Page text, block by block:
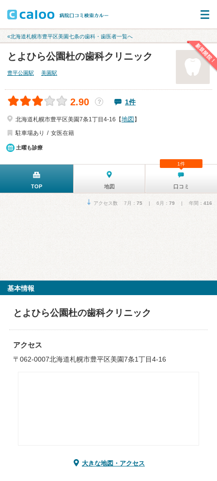
«北海道札幌市豊平区美園七条の歯科・歯医者一覧へ
新規開院！
とよひら公園杜の歯科クリニック
豊平公園駅 美園駅
2.90 ？ 1件
北海道札幌市豊平区美園7条1丁目4-16【地図 】
駐車場あり
女医在籍
土曜も診療
TOP 地図 口コミ
1件
アクセス数 7月： 75 | 6月： 79 | 年間： 416
基本情報
とよひら公園杜の歯科クリニック
アクセス
〒062-0007北海道札幌市豊平区美園7条1丁目4-16
大きな地図・アクセス